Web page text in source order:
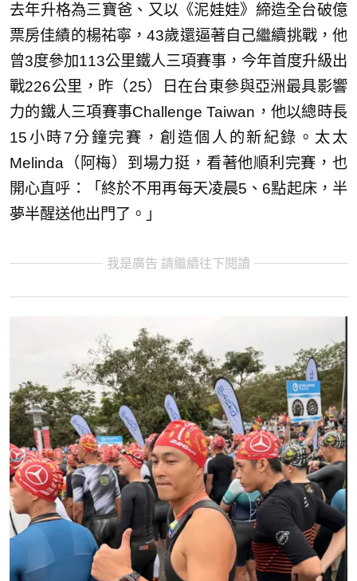
去年升格為三寶爸、又以《泥娃娃》締造全台破億
票房佳績的楊祐寧，43歲還逼著自己繼續挑戰，他
曾3度參加113公里鐵人三項賽事，今年首度升級出
戰226公里，昨（25）日在台東參與亞洲最具影響
力的鐵人三項賽事Challenge Taiwan，他以總時長
15小時7分鐘完賽，創造個人的新紀錄。太太
Melinda（阿梅）到場力挺，看著他順利完賽，也
開心直呼：「終於不用再每天凌晨5、6點起床，半
夢半醒送他出門了。」
我是廣告 請繼續往下閱讀